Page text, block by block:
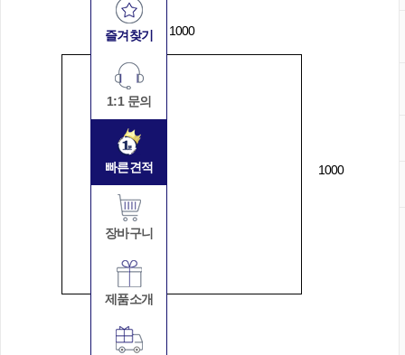
즐겨찾기
1:1 문의
빠른견적
장바구니
제품소개
1000
1000